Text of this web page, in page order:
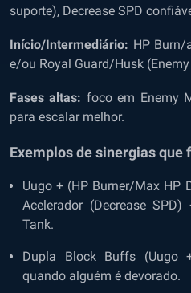
suporte), Decrease SPD
Início/Intermediário: HP Burn/
e/ou Royal Guard/Husk
Fases altas: foco em Enemy
para escalar melhor.
Exemplos de sinergias que
Uugo + (HP Burner/Max HP
Acelerador (Decrease
Tank.
Dupla Block Buffs (Uugo
quando alguém é devorado.